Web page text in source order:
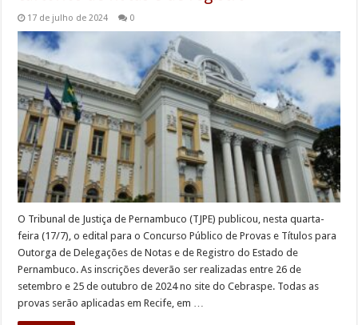
17 de julho de 2024 0
O Tribunal de Justiça de Pernambuco (TJPE) publicou, nesta quarta-
feira (17/7), o edital para o Concurso Público de Provas e Títulos para
Outorga de Delegações de Notas e de Registro do Estado de
Pernambuco. As inscrições deverão ser realizadas entre 26 de
setembro e 25 de outubro de 2024 no site do Cebraspe. Todas as
provas serão aplicadas em Recife, em …